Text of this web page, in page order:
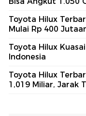
Toyota Hilux
Mulai Rp 400
Toyota Hilux
Indonesia
Toyota Hilux
1,019 Miliar, Jarak